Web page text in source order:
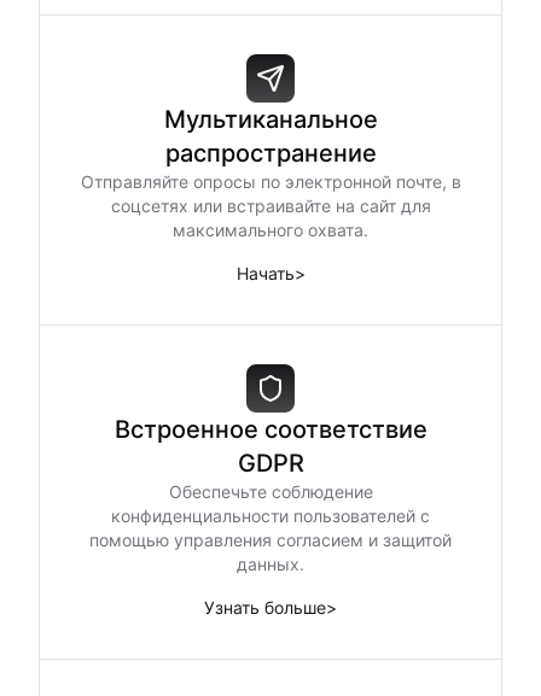
Мультиканальное
распространение
Отправляйте опросы по электронной почте, в
соцсетях или встраивайте на сайт для
максимального охвата.
Начать>
Встроенное соответствие
GDPR
Обеспечьте соблюдение
конфиденциальности пользователей с
помощью управления согласием и защитой
данных.
Узнать больше>